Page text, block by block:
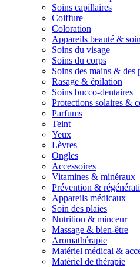
Soins capillaires
Coiffure
Coloration
Appareils beauté &
Soins du visage
Soins du corps
Soins des mains & des
Rasage & épilation
Soins bucco-dentaires
Protections solaires &
Parfums
Teint
Yeux
Lèvres
Ongles
Accessoires
Vitamines & minéraux
Prévention &
Appareils médicaux
Soin des plaies
Nutrition & minceur
Massage & bien-être
Aromathérapie
Matériel médical &
Matériel de thérapie